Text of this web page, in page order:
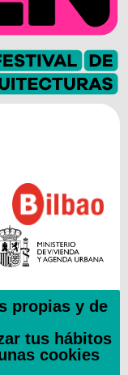
propias y de
tus hábitos
cookies